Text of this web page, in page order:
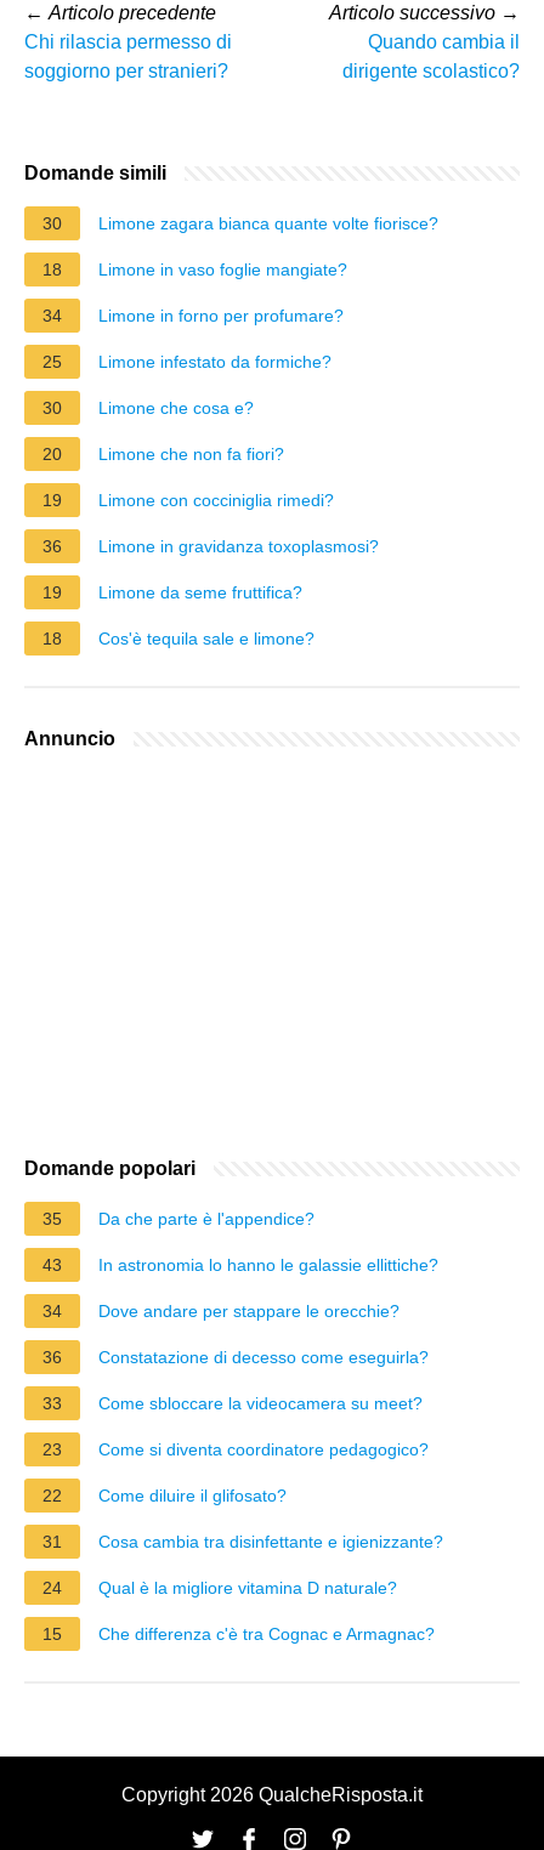
← Articolo precedente
Chi rilascia permesso di
soggiorno per stranieri?
Articolo successivo →
Quando cambia il
dirigente scolastico?
Domande simili
30 Limone zagara bianca quante volte fiorisce?
18 Limone in vaso foglie mangiate?
34 Limone in forno per profumare?
25 Limone infestato da formiche?
30 Limone che cosa e?
20 Limone che non fa fiori?
19 Limone con cocciniglia rimedi?
36 Limone in gravidanza toxoplasmosi?
19 Limone da seme fruttifica?
18 Cos'è tequila sale e limone?
Annuncio
Domande popolari
35 Da che parte è l'appendice?
43 In astronomia lo hanno le galassie ellittiche?
34 Dove andare per stappare le orecchie?
36 Constatazione di decesso come eseguirla?
33 Come sbloccare la videocamera su meet?
23 Come si diventa coordinatore pedagogico?
22 Come diluire il glifosato?
31 Cosa cambia tra disinfettante e igienizzante?
24 Qual è la migliore vitamina D naturale?
15 Che differenza c'è tra Cognac e Armagnac?
Copyright 2026 QualcheRisposta.it